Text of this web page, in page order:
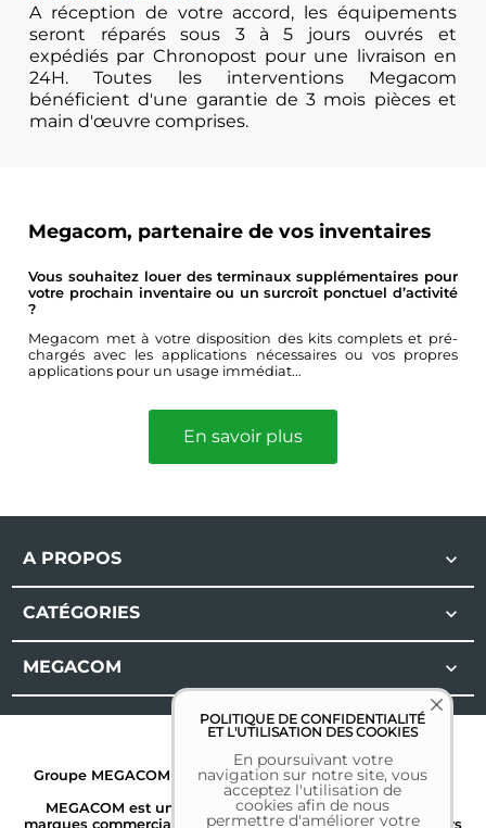
A réception de votre accord, les équipements
seront réparés sous 3 à 5 jours ouvrés et
expédiés par Chronopost pour une livraison en
24H. Toutes les interventions Megacom
bénéficient d'une garantie de 3 mois pièces et
main d'œuvre comprises.
Megacom, partenaire de vos inventaires
Vous souhaitez louer des terminaux supplémentaires pour
votre prochain inventaire ou un surcroît ponctuel d’activité
?
Megacom met à votre disposition des kits complets et pré-
chargés avec les applications nécessaires ou vos propres
applications pour un usage immédiat...
En savoir plus
A PROPOS 
CATÉGORIES 
MEGACOM 
POLITIQUE DE CONFIDENTIALITÉ
ET L'UTILISATION DES COOKIES
En poursuivant votre
navigation sur notre site, vous
acceptez l'utilisation de
cookies afin de nous
permettre d'améliorer votre
Groupe MEGACOM | Tous droits réservés | 2026 |Mentions
légales
MEGACOM est une marque déposée. Toutes les autres
marques commerciales sont la propriété de leurs détenteurs